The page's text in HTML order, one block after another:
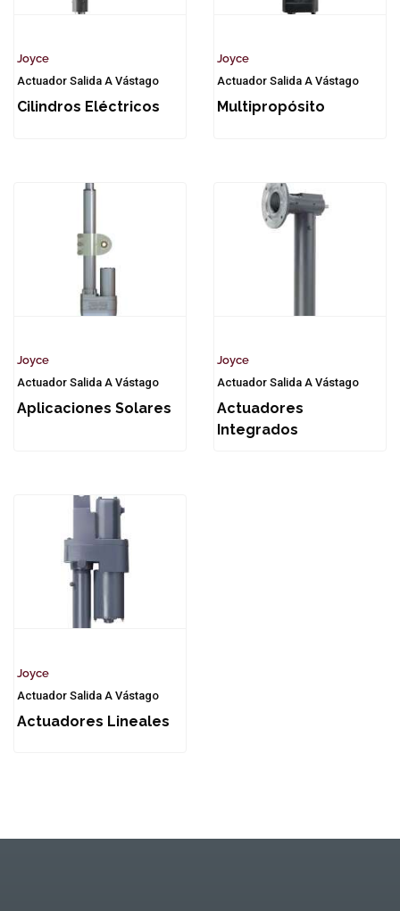
Joyce
Actuador Salida A Vástago
Cilindros Eléctricos
Joyce
Actuador Salida A Vástago
Multipropósito
Joyce
Actuador Salida A Vástago
Aplicaciones Solares
Joyce
Actuador Salida A Vástago
Actuadores
Integrados
Joyce
Actuador Salida A Vástago
Actuadores Lineales